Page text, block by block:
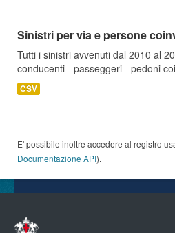
Sinistri per via e persone
Tutti i sinistri avvenuti dal 2010 al
conducenti - passeggeri - pedoni
CSV
E' possibile inoltre accedere al registro
Documentazione API).